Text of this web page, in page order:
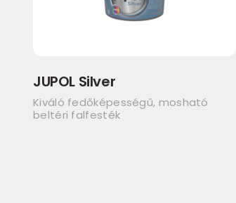
JUPOL Silver
Kiváló fedőképességű, mosható
beltéri falfesték